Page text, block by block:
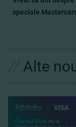
speciale
Alte